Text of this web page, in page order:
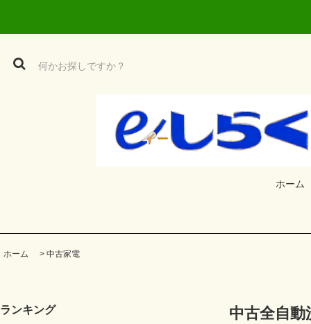
ホーム
ホーム > 中古家電
ランキング 中古全自